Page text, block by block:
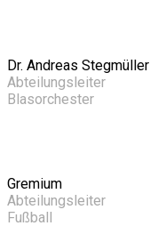
Dr. Andreas Stegmüller
Abteilungsleiter
Blasorchester
Gremium
Abteilungsleiter
Fußball